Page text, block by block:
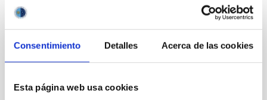
Consentimiento Detalles Acerca de las cookies
Esta página web usa cookies
imágenes
y
secuencias
de la Luna
Roja
Namibia y